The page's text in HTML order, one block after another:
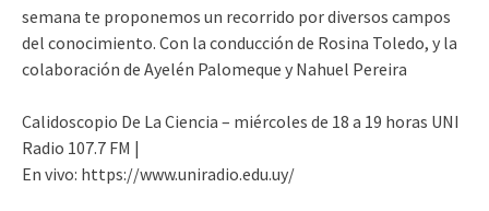
semana te proponemos un recorrido por diversos campos
del conocimiento. Con la conducción de Rosina Toledo, y la
colaboración de Ayelén Palomeque y Nahuel Pereira
Calidoscopio De La Ciencia – miércoles de 18 a 19 horas UNI
Radio 107.7 FM |
En vivo: https://www.uniradio.edu.uy/